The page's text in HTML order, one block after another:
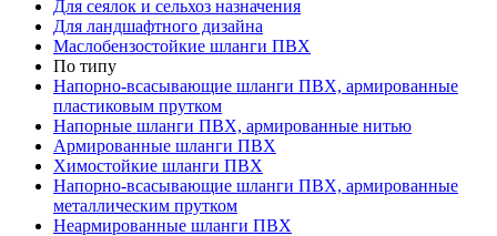
Для сеялок и сельхоз назначения
Для ландшафтного дизайна
Маслобензостойкие шланги ПВХ
По типу
Напорно-всасывающие шланги ПВХ, армированные
пластиковым прутком
Напорные шланги ПВХ, армированные нитью
Армированные шланги ПВХ
Химостойкие шланги ПВХ
Напорно-всасывающие шланги ПВХ, армированные
металлическим прутком
Неармированные шланги ПВХ